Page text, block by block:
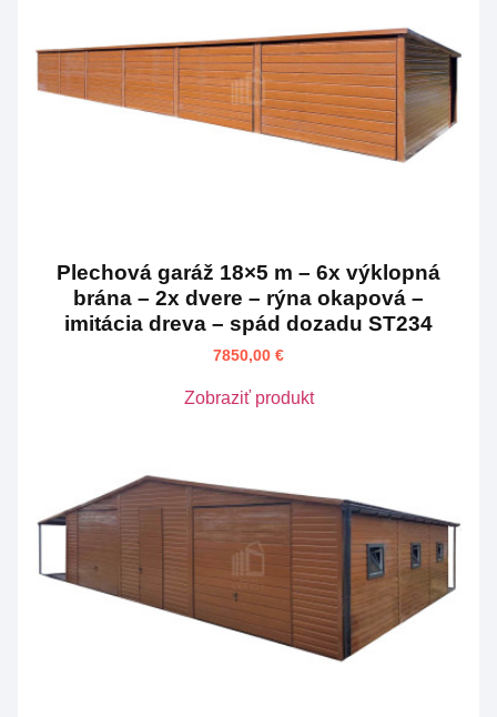
Plechová garáž 18×5 m – 6x výklopná
brána – 2x dvere – rýna okapová –
imitácia dreva – spád dozadu ST234
7850,00 €
Zobraziť produkt